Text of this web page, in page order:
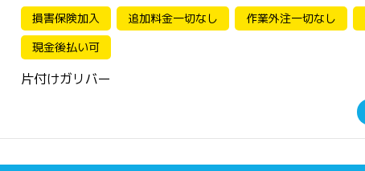
損害保険加入 追加料金一切なし 作業外注一切なし
現金後払い可
片付けガリバー